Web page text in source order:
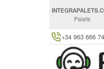
INTEGRAPALETS
Palets
+34 963 666